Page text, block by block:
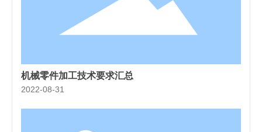
机械零件加工技术要求汇总
2022-08-31